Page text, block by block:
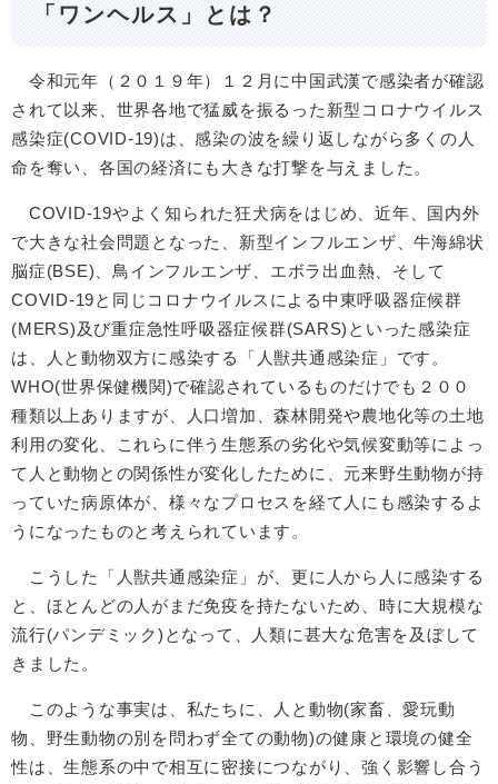
「ワンヘルス」とは？
令和元年（２０１９年）１２月に中国武漢で感染者が確認
されて以来、世界各地で猛威を振るった新型コロナウイルス
感染症(COVID-19)は、感染の波を繰り返しながら多くの人
命を奪い、各国の経済にも大きな打撃を与えました。
COVID-19やよく知られた狂犬病をはじめ、近年、国内外
で大きな社会問題となった、新型インフルエンザ、牛海綿状
脳症(BSE)、鳥インフルエンザ、エボラ出血熱、そして
COVID-19と同じコロナウイルスによる中東呼吸器症候群
(MERS)及び重症急性呼吸器症候群(SARS)といった感染症
は、人と動物双方に感染する「人獣共通感染症」です。
WHO(世界保健機関)で確認されているものだけでも２００
種類以上ありますが、人口増加、森林開発や農地化等の土地
利用の変化、これらに伴う生態系の劣化や気候変動等によっ
て人と動物との関係性が変化したために、元来野生動物が持
っていた病原体が、様々なプロセスを経て人にも感染するよ
うになったものと考えられています。
こうした「人獣共通感染症」が、更に人から人に感染する
と、ほとんどの人がまだ免疫を持たないため、時に大規模な
流行(パンデミック)となって、人類に甚大な危害を及ぼして
きました。
このような事実は、私たちに、人と動物(家畜、愛玩動
物、野生動物の別を問わず全ての動物)の健康と環境の健全
性は、生態系の中で相互に密接につながり、強く影響し合う